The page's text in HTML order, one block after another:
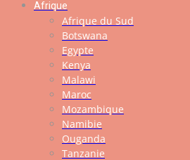
Afrique
Afrique du Sud
Botswana
Egypte
Kenya
Malawi
Maroc
Mozambique
Namibie
Ouganda
Tanzanie